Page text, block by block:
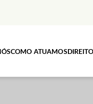
COMO ATUAMOS